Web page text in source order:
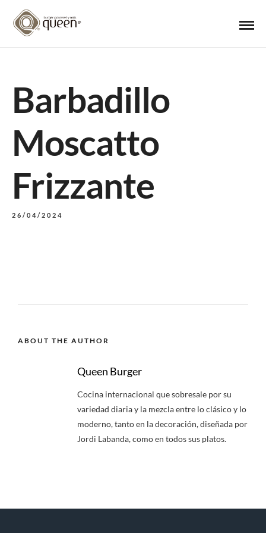
Barbadillo
Moscatto
Frizzante
26/04/2024
ABOUT THE AUTHOR
Queen Burger
Cocina internacional que sobresale por su
variedad diaria y la mezcla entre lo clásico y lo
moderno, tanto en la decoración, diseñada por
Jordi Labanda, como en todos sus platos.